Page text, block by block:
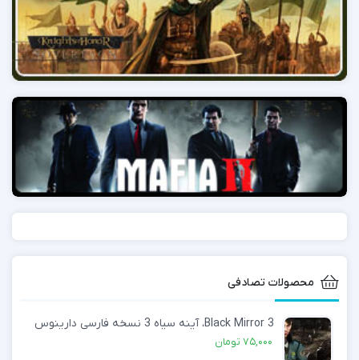
محصولات تصادفی
Black Mirror 3، آینه سیاه 3 نسخه فارسی دارینوس
75,000 تومان